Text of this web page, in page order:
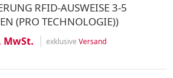
RFID-AUSWEISE 3-5
(PRO TECHNOLOGIE))
MwSt. exklusive Versand